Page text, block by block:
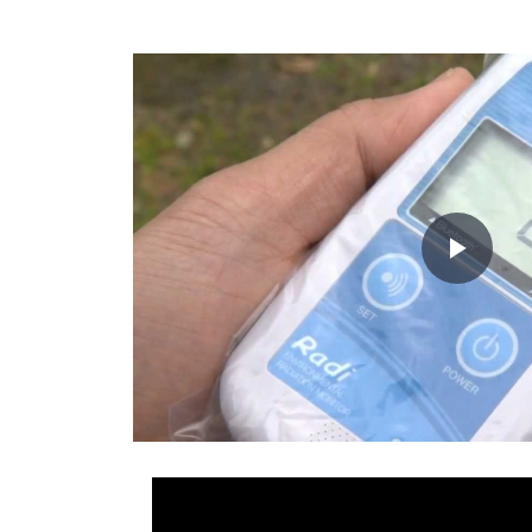
Play